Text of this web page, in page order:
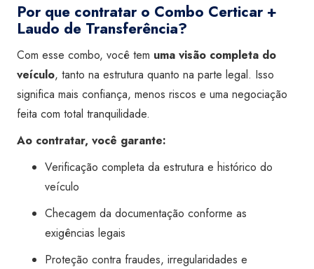
Por que contratar o Combo Certicar +
Laudo de Transferência?
Com esse combo, você tem uma visão completa do
veículo, tanto na estrutura quanto na parte legal. Isso
significa mais confiança, menos riscos e uma negociação
feita com total tranquilidade.
Ao contratar, você garante:
Verificação completa da estrutura e histórico do
veículo
Checagem da documentação conforme as
exigências legais
Proteção contra fraudes, irregularidades e